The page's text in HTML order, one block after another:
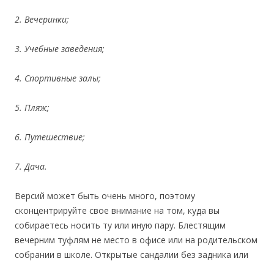
2. Вечеринки;
3. Учебные заведения;
4. Спортивные залы;
5. Пляж;
6. Путешествие;
7. Дача.
Версий может быть очень много, поэтому
сконцентрируйте свое внимание на том, куда вы
собираетесь носить ту или иную пару. Блестящим
вечерним туфлям не место в офисе или на родительском
собрании в школе. Открытые сандалии без задника или